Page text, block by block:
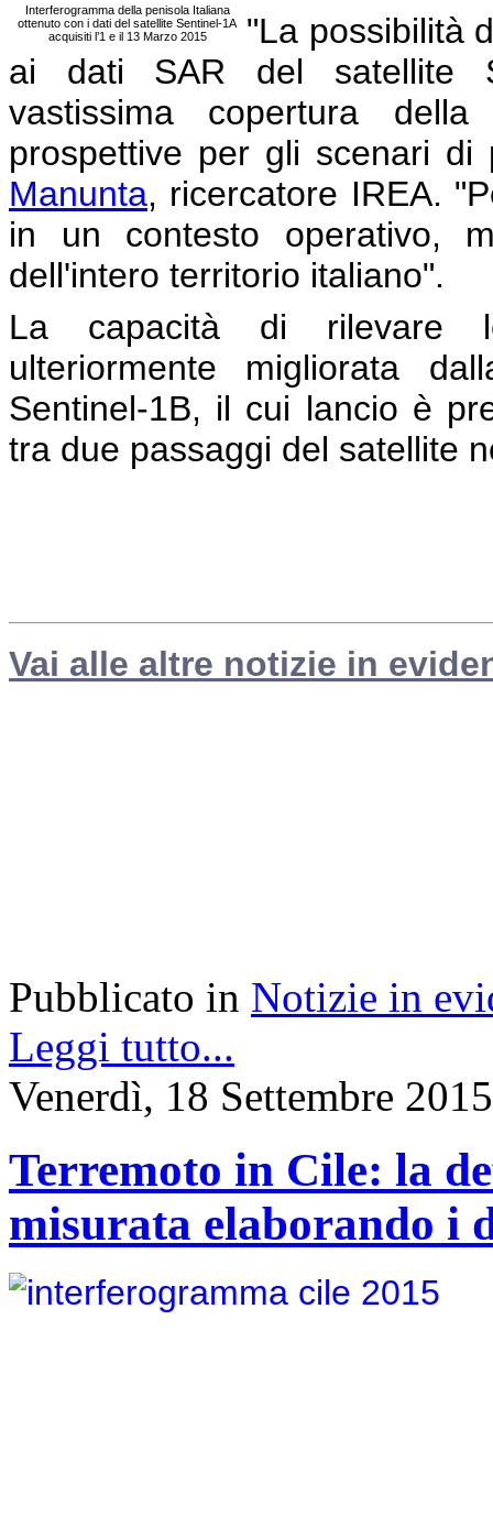
Interferogramma della penisola Italiana
ottenuto con i dati del satellite Sentinel-1A
acquisiti l’1 e il 13 Marzo 2015
"La possibilità
ai dati SAR del satellite
vastissima copertura
prospettive per gli scenari
Manunta, ricercatore IREA.
in un contesto operativo,
dell'intero territorio italiano".
La capacità di rilevare
ulteriormente migliorata
Sentinel-1B, il cui lancio è
tra due passaggi del satellite
Vai alle altre notizie in
Pubblicato in Notizie in
Leggi tutto...
Venerdì, 18 Settembre
Terremoto in Cile: la
misurata elaborando i